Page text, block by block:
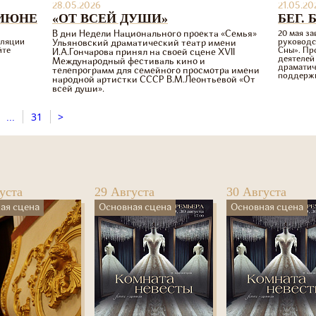
28.05.2026
«ОТ ВСЕЙ ДУШИ»
В дни Недели Национального проекта «Семья»
Ульяновский драматический театр имени
И.А.Гончарова принял на своей сцене XVII
Международный фестиваль кино и
телепрограмм для семейного просмотра имени
народной артистки СССР В.М.Леонтьевой «От
всей души».
БЕГ.
20 мая
Сны».
... 31 >
сцена
29 Августа
Основная сцена
30 Августа
Основная сцена